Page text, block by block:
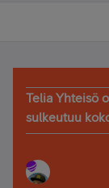
Telia Yhteisö
sulkeutuu